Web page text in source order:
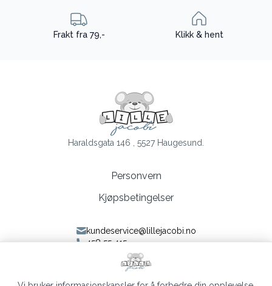
Frakt fra 79,- Klikk & hent
Haraldsgata 146 , 5527 Haugesund.
Personvern
Kjøpsbetingelser
kundeservice@lillejacobi.no
458 55 415
Følg oss på Facebook
Følg oss på Instagram